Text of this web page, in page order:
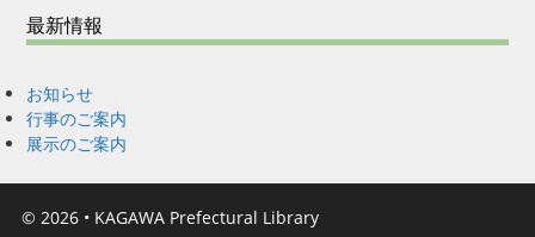
最新情報
お知らせ
行事のご案内
展示のご案内
© 2026 • KAGAWA Prefectural Library